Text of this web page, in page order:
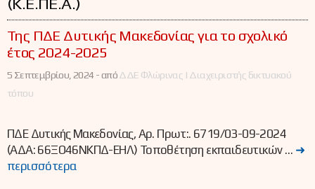
Της ΠΔΕ Δυτικής Μακεδονίας για το σχολικό
έτος 2024-2025
5 Σεπτεμβρίου, 2024 -απόΔΔΕ Φλώρινας | Διαχειριστής δικτυακού
τόπου
ΠΔΕ Δυτικής Μακεδονίας, Αρ. Πρωτ:. 6719/03-09-2024
(ΑΔΑ: 66ΞΟ46ΝΚΠΔ-ΕΗΛ) Τοποθέτηση εκπαιδευτικών … ➜
περισσότερα